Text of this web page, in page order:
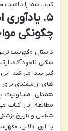
کتاب شما را ناامید
۵.
چگونگی
داستان «فهرست
شکلی ناخودآگاه،
گیر پیدا می کند.
های ارزشمندی
همدلی، مسئولیت
مطالعه این کتاب
شناسی و تاریخ
با این دلایل،